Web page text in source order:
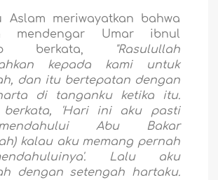
Aslam meriwayatkan bahwa
mendengar Umar ibnul
berkata, "Rasulullah
kepada kami untuk
dan itu bertepatan dengan
di tanganku ketika itu.
'Hari ini aku pasti
Abu Bakar
kalau aku memang pernah
Lalu aku
dengan setengah hartaku.